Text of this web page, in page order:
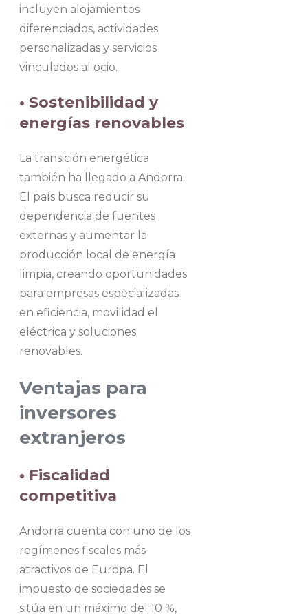
incluyen alojamientos
diferenciados, actividades
personalizadas y servicios
vinculados al ocio.
• Sostenibilidad y
energías renovables
La transición energética
también ha llegado a Andorra.
El país busca reducir su
dependencia de fuentes
externas y aumentar la
producción local de energía
limpia, creando oportunidades
para empresas especializadas
en eficiencia, movilidad el
eléctrica y soluciones
renovables.
Ventajas para
inversores
extranjeros
• Fiscalidad
competitiva
Andorra cuenta con uno de los
regímenes fiscales más
atractivos de Europa. El
impuesto de sociedades se
sitúa en un máximo del 10 %,